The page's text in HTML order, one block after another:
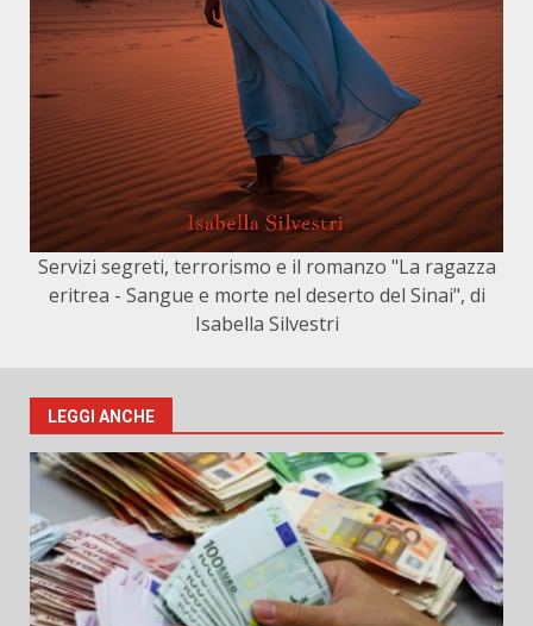
Servizi segreti, terrorismo e il romanzo "La ragazza
eritrea - Sangue e morte nel deserto del Sinai", di
Isabella Silvestri
LEGGI ANCHE